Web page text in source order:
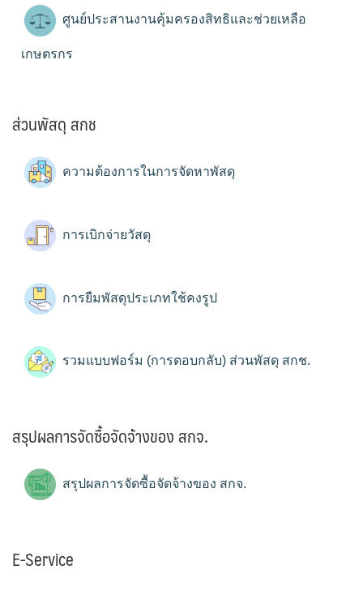
ศูนย์ประสานงานคุ้มครองสิทธิและช่วยเหลือ
เกษตรกร
ส่วนพัสดุ สกช
ความต้องการในการจัดหาพัสดุ
การเบิกจ่ายวัสดุ
การยืมพัสดุประเภทใช้คงรูป
รวมแบบฟอร์ม (การตอบกลับ) ส่วนพัสดุ สกช.
สรุปผลการจัดซื้อจัดจ้างของ สกจ.
สรุปผลการจัดซื้อจัดจ้างของ สกจ.
E-Service